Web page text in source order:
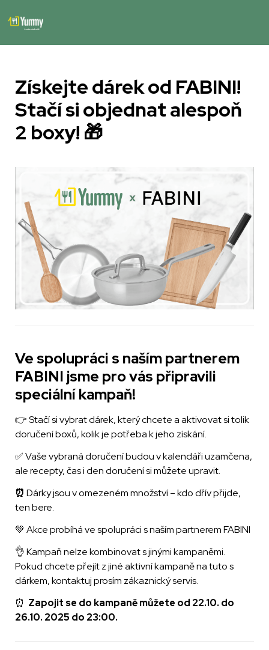
Získejte dárek od FABINI!
Stačí si objednat alespoň
2 boxy! 🎁
Ve spolupráci s naším partnerem
FABINI jsme pro vás připravili
👉 Stačí si vybrat dárek, který chcete a aktivovat si tolik
doručení boxů, kolik je potřeba k jeho získání.
✅ Vaše vybraná doručení budou v kalendáři uzamčena,
ale recepty, čas i den doručení si můžete upravit.
⏰ Dárky jsou v omezeném množství – kdo dřív přijde,
ten bere.
💚 Akce probíhá ve spolupráci s naším partnerem FABINI
👌 Kampaň nelze kombinovat s jinými kampaněmi.
Pokud chcete přejít z jiné aktivní kampaně na tuto s
dárkem, kontaktuj prosím zákaznický servis.
⏰ Zapojit se do kampaně můžete od 22.10. do
26.10. 2025 do 23:00.